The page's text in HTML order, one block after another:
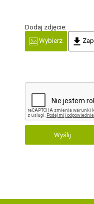
Dodaj zdjęcie:
Wybierz
Wyślij